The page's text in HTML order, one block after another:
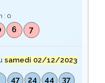
: 0
6 7
samedi 02/12/2023
47 24 44 37